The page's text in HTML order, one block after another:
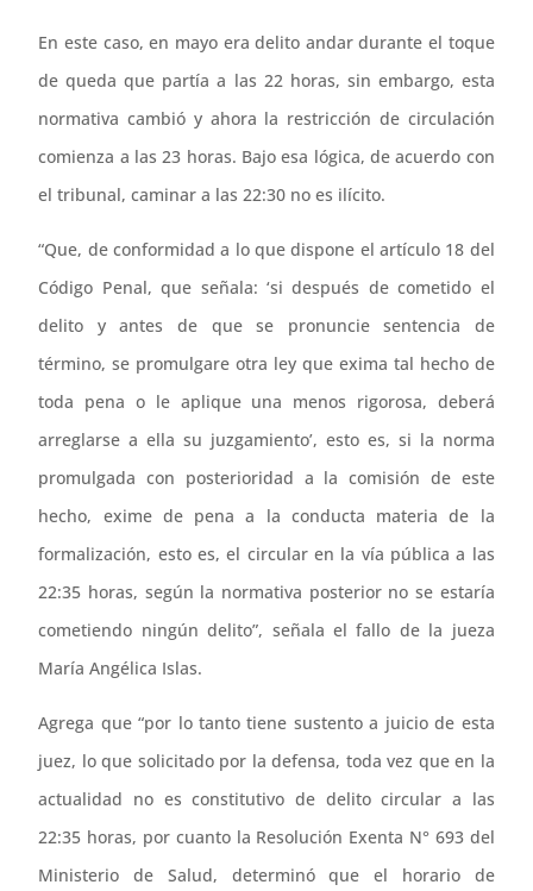
En este caso, en mayo era delito andar durante el toque
de queda que partía a las 22 horas, sin embargo, esta
normativa cambió y ahora la restricción de circulación
comienza a las 23 horas. Bajo esa lógica, de acuerdo con
el tribunal, caminar a las 22:30 no es ilícito.
“Que, de conformidad a lo que dispone el artículo 18 del
Código Penal, que señala: ‘si después de cometido el
delito y antes de que se pronuncie sentencia de
término, se promulgare otra ley que exima tal hecho de
toda pena o le aplique una menos rigorosa, deberá
arreglarse a ella su juzgamiento’, esto es, si la norma
promulgada con posterioridad a la comisión de este
hecho, exime de pena a la conducta materia de la
formalización, esto es, el circular en la vía pública a las
22:35 horas, según la normativa posterior no se estaría
cometiendo ningún delito”, señala el fallo de la jueza
María Angélica Islas.
Agrega que “por lo tanto tiene sustento a juicio de esta
juez, lo que solicitado por la defensa, toda vez que en la
actualidad no es constitutivo de delito circular a las
22:35 horas, por cuanto la Resolución Exenta N° 693 del
Ministerio de Salud, determinó que el horario de